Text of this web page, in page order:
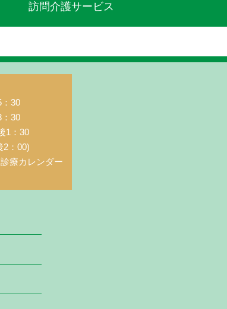
訪問介護サービス
30
30
1：30
2：00)
療カレンダー